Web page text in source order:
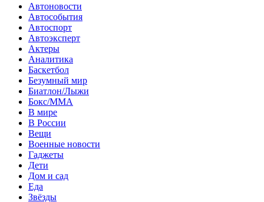
Автоновости
Автособытия
Автоспорт
Автоэксперт
Актеры
Аналитика
Баскетбол
Безумный мир
Биатлон/Лыжи
Бокс/MMA
В мире
В России
Вещи
Военные новости
Гаджеты
Дети
Дом и сад
Еда
Звёзды